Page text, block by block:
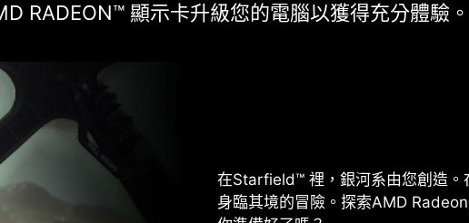
RADEON™ 顯示卡升級您的電腦以獲得充分體驗。
在Starfield™ 裡，銀河系由您創造。
身臨其境的冒險。探索AMD